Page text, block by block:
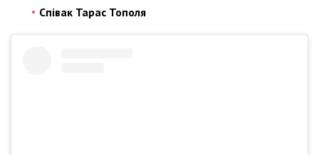
Співак Тарас Тополя